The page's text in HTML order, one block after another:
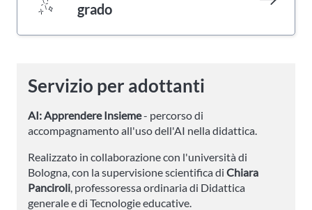
grado
Servizio per adottanti
AI: Apprendere Insieme- percorso di
accompagnamento all'uso dell'AI nella didattica.
Realizzato in collaborazione con l'università di
Bologna, con la supervisione scientifica di Chiara
Panciroli, professoressa ordinaria di Didattica
generale e di Tecnologie educative.